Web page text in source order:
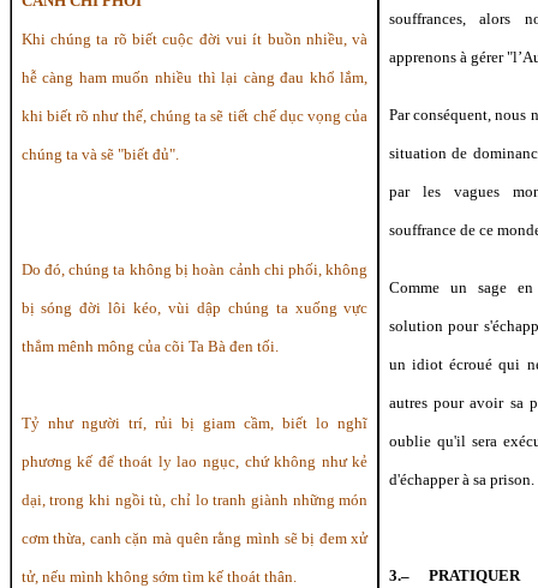
Khi chúng ta rõ biết cuộc đời vui ít buồn nhiều, và
hễ càng ham muốn nhiều thì lại càng đau khổ lắm,
khi biếtrõ như thế, chúng ta sẽ tiết chế dục vọng của
chúng ta và sẽ "biết đủ".
Do đó, chúng ta không bị hoàn cảnh chi phối, không
bị sóng đời lôi kéo, vùi dập chúng ta xuống vực
thẳm mênh mông của cõi Ta Bà đen tối.
Tỷ như người trí, rủi bị giam cầm, biết lo nghĩ
phương kế để thoát ly lao ngục, chứ không như kẻ
dại, trong khi ngồi tù, chỉ lo tranh giành những món
cơm thừa, canh cặn mà quên rằng mình sẽ bị đem xử
tử, nếu mình không sớm tìm kế thoát thân.
souffrances, alors
apprenons à gérer
Par conséquent, nous
situation de
par les vagues
souffrance de ce
Comme un sage
solution pour
un idiot écroué qui
autres pour avoir sa
oublie qu'il sera
d'échapper à sa prison.
3.–